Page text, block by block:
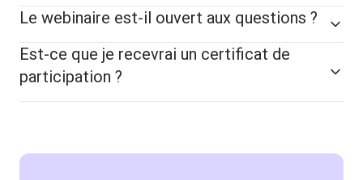
Le webinaire est-il ouvert aux questions ?
Est-ce que je recevrai un certificat de
participation ?